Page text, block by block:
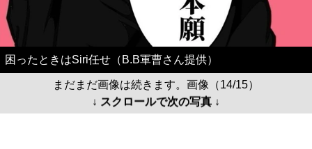
困ったときはSiri任せ（B.B軍曹さん提供）
まだまだ画像は続きます。画像（14/15）
↓ スクロールで次の写真 ↓